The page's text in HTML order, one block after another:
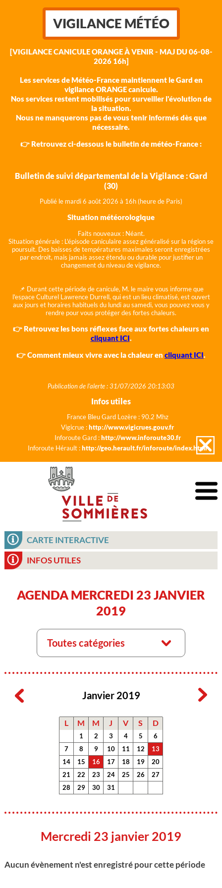
VIGILANCE MÉTÉO
[VIGILANCE CANICULE ORANGE À VENIR - MAJ DU 06-08-
2026 16h]
Les services de Météo-France maintiennent le Gard en
vigilance ORANGE canicule.
Nos services restent mobilisés pour surveiller l'évolution de
la situation.
Nous ne manquerons pas de vous tenir informés dès que
nécessaire.
👉 Retrouvez ci-dessous le bulletin de météo-France :
Bulletin de suivi départemental de la Vigilance : Gard
(30)
Publié le mardi 6 août 2026 à 16h (heure de Paris)
Situation météorologique
Faits nouveaux : Néant.
Situation générale : L'épisode caniculaire assez généralisé sur la région se
poursuit. Des baisses de températures maximales seront enregistrées
par endroit, mais jamais assez étendu ou durable pour justifier un
changement du niveau de vigilance.
📌 Durant cette période de canicule, M. le maire vous informe que
l'espace Culturel Lawrence Durrell, qui est un lieu climatisé, est ouvert
aux jours et horaires habituels du lundi au samedi, vous pouvez vous y
rendre pour vous protéger des fortes chaleurs.
👉 Retrouvez les bons réflexes face aux fortes chaleurs en
cliquant ICI.
👉 Comment mieux vivre avec la chaleur en cliquant ICI.
Publication de l'alerte : 31/07/2026 20:13:03
Infos utiles
France Bleu Gard Lozère : 90.2 Mhz
Vigicrue :http://www.vigicrues.gouv.fr
Inforoute Gard :http://www.inforoute30.fr
Inforoute Hérault :http://geo.herault.fr/inforoute/index.html
CARTE INTERACTIVE
INFOS UTILES
AGENDA MERCREDI 23 JANVIER
2019
Toutes catégories
Janvier 2019
L M M J V S D
1 2 3 4 5
6
7
8 9 10 11 12
13
14
15 16 17 18 19
20
21
22 23 24 25 26
27
28
29 30 31
Mercredi 23 janvier 2019
Aucun évènement n'est enregistré pour cette période